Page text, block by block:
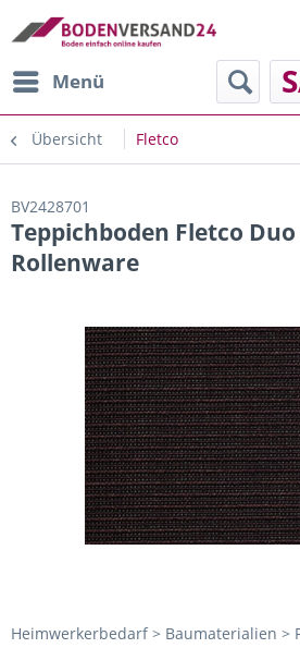
Menü
Übersicht Fletco
BV2428701
Teppichboden Fletco Duo
Rollenware
Heimwerkerbedarf > Baumaterialien >